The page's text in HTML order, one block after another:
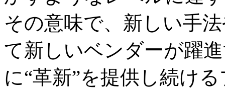
その意味で、新しい手
て新しいベンダーが躍
に“革新”を提供し続け